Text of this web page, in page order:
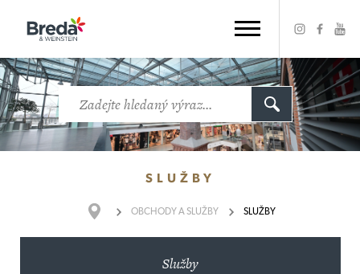
SLUŽBY
OBCHODYA SLUŽBY SLUŽBY
Služby